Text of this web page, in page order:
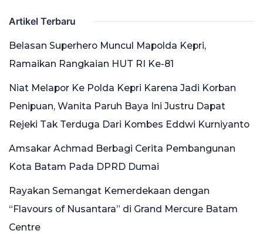
Artikel Terbaru
Belasan Superhero Muncul Mapolda Kepri,
Ramaikan Rangkaian HUT RI Ke-81
Niat Melapor Ke Polda Kepri Karena Jadi Korban
Penipuan, Wanita Paruh Baya Ini Justru Dapat
Rejeki Tak Terduga Dari Kombes Eddwi Kurniyanto
Amsakar Achmad Berbagi Cerita Pembangunan
Kota Batam Pada DPRD Dumai
Rayakan Semangat Kemerdekaan dengan
“Flavours of Nusantara” di Grand Mercure Batam
Centre